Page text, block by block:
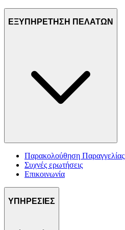
ΕΞΥΠΗΡΕΤΗΣΗ ΠΕΛΑΤΩΝ
Παρακολούθηση Παραγγελίας
Συχνές ερωτήσεις
Επικοινωνία
ΥΠΗΡΕΣΙΕΣ